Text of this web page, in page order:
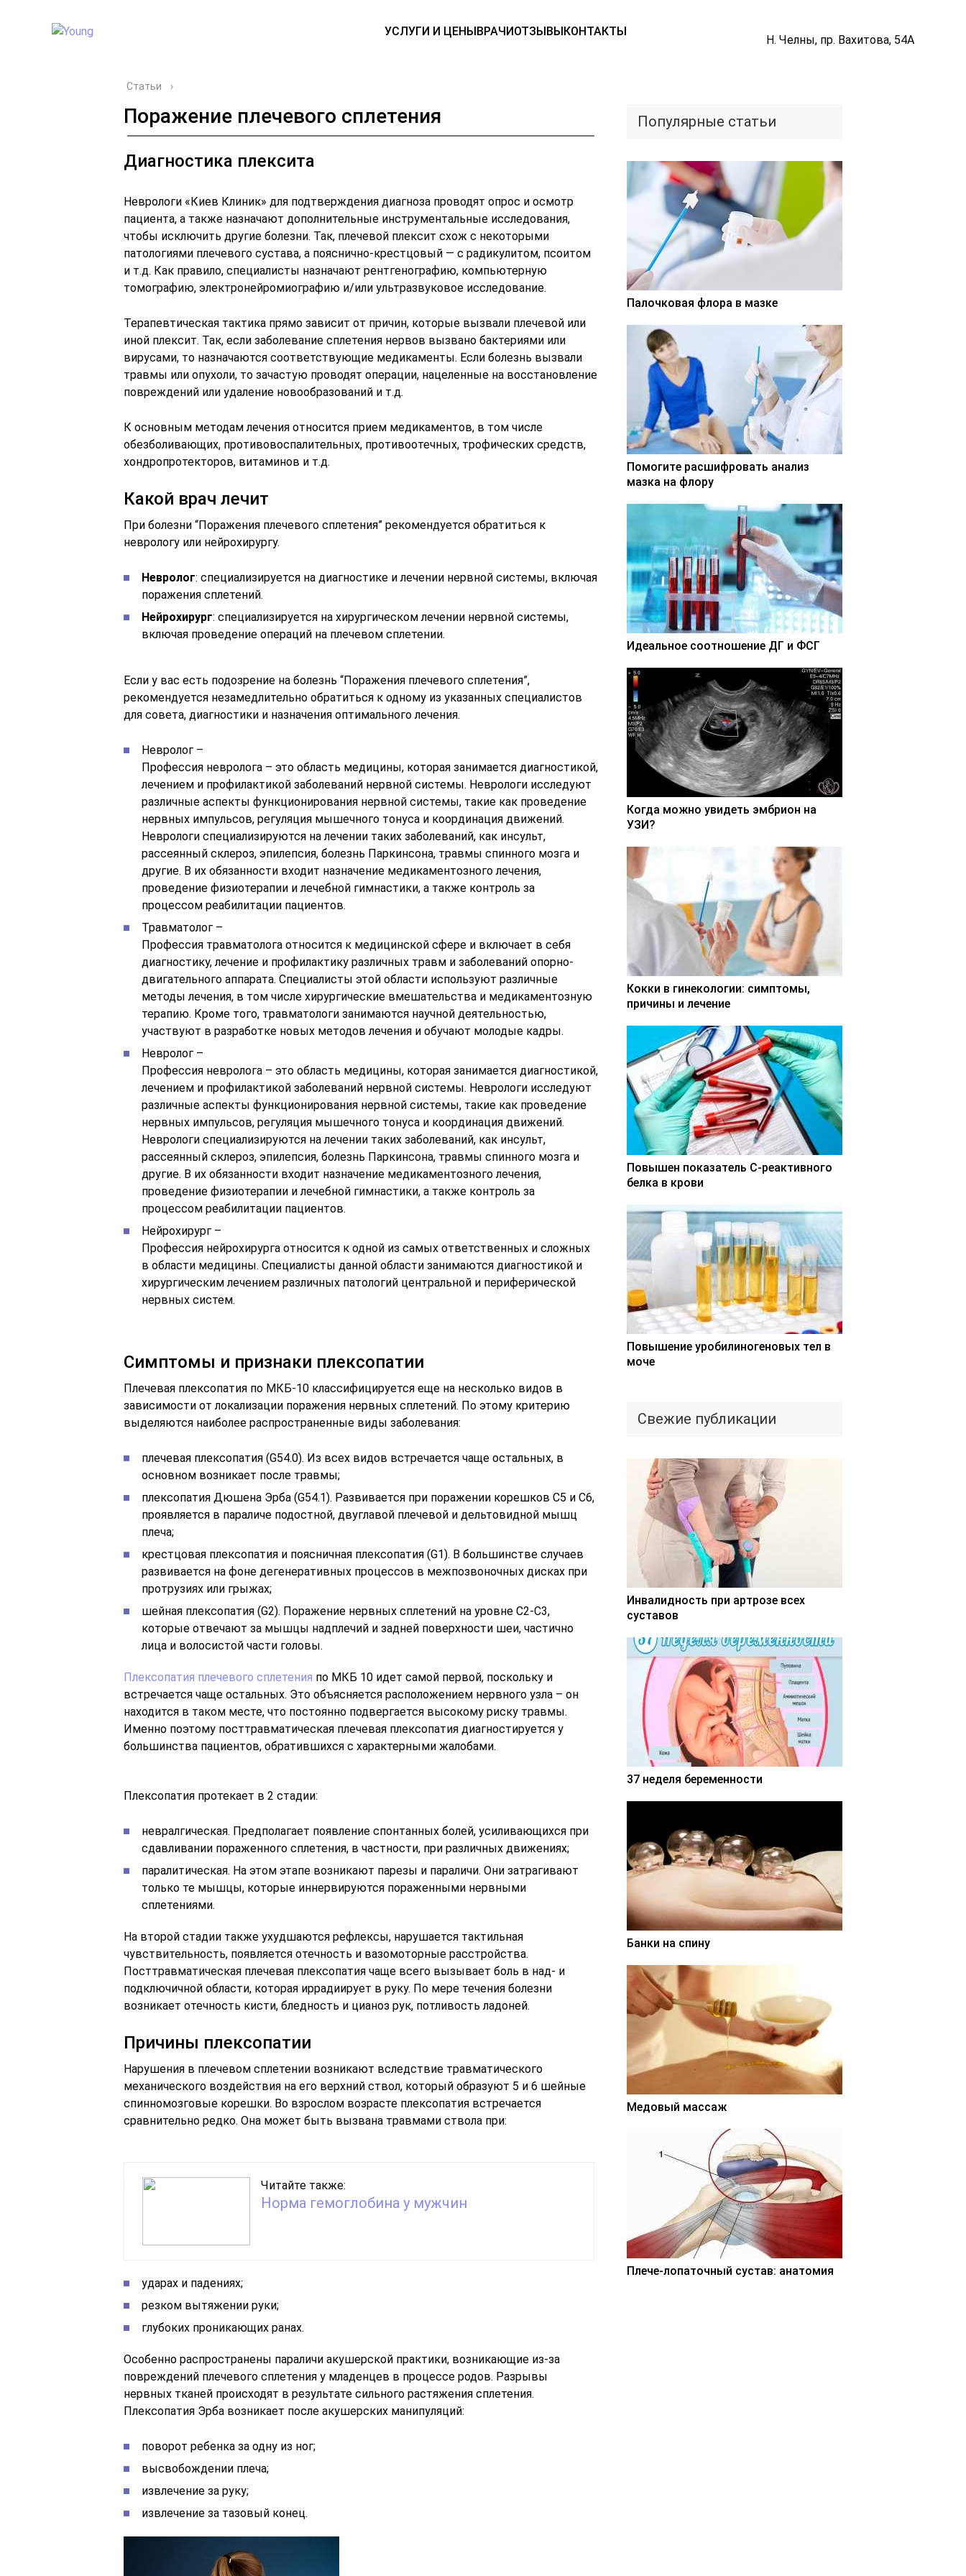
УСЛУГИ И ЦЕНЫВРАЧИОТЗЫВЫКОНТАКТЫ
Н. Челны, пр. Вахитова, 54А
Статьи ›
Поражение плечевого сплетения
Диагностика плексита
Неврологи «Киев Клиник» для подтверждения диагноза проводят опрос и осмотр
пациента, а также назначают дополнительные инструментальные исследования,
чтобы исключить другие болезни. Так, плечевой плексит схож с некоторыми
патологиями плечевого сустава, а пояснично-крестцовый — с радикулитом, псоитом
и т.д. Как правило, специалисты назначают рентгенографию, компьютерную
томографию, электронейромиографию и/или ультразвуковое исследование.
Терапевтическая тактика прямо зависит от причин, которые вызвали плечевой или
иной плексит. Так, если заболевание сплетения нервов вызвано бактериями или
вирусами, то назначаются соответствующие медикаменты. Если болезнь вызвали
травмы или опухоли, то зачастую проводят операции, нацеленные на восстановление
повреждений или удаление новообразований и т.д.
К основным методам лечения относится прием медикаментов, в том числе
обезболивающих, противовоспалительных, противоотечных, трофических средств,
хондропротекторов, витаминов и т.д.
Какой врач лечит
При болезни “Поражения плечевого сплетения” рекомендуется обратиться к
неврологу или нейрохирургу.
Невролог: специализируется на диагностике и лечении нервной системы, включая
поражения сплетений.
Нейрохирург: специализируется на хирургическом лечении нервной системы,
включая проведение операций на плечевом сплетении.
Если у вас есть подозрение на болезнь “Поражения плечевого сплетения”,
рекомендуется незамедлительно обратиться к одному из указанных специалистов
для совета, диагностики и назначения оптимального лечения.
Невролог –
Профессия невролога – это область медицины, которая занимается диагностикой,
лечением и профилактикой заболеваний нервной системы. Неврологи исследуют
различные аспекты функционирования нервной системы, такие как проведение
нервных импульсов, регуляция мышечного тонуса и координация движений.
Неврологи специализируются на лечении таких заболеваний, как инсульт,
рассеянный склероз, эпилепсия, болезнь Паркинсона, травмы спинного мозга и
другие. В их обязанности входит назначение медикаментозного лечения,
проведение физиотерапии и лечебной гимнастики, а также контроль за
процессом реабилитации пациентов.
Травматолог –
Профессия травматолога относится к медицинской сфере и включает в себя
диагностику, лечение и профилактику различных травм и заболеваний опорно-
двигательного аппарата. Специалисты этой области используют различные
методы лечения, в том числе хирургические вмешательства и медикаментозную
терапию. Кроме того, травматологи занимаются научной деятельностью,
участвуют в разработке новых методов лечения и обучают молодые кадры.
Невролог –
Профессия невролога – это область медицины, которая занимается диагностикой,
лечением и профилактикой заболеваний нервной системы. Неврологи исследуют
различные аспекты функционирования нервной системы, такие как проведение
нервных импульсов, регуляция мышечного тонуса и координация движений.
Неврологи специализируются на лечении таких заболеваний, как инсульт,
рассеянный склероз, эпилепсия, болезнь Паркинсона, травмы спинного мозга и
другие. В их обязанности входит назначение медикаментозного лечения,
проведение физиотерапии и лечебной гимнастики, а также контроль за
процессом реабилитации пациентов.
Нейрохирург –
Профессия нейрохирурга относится к одной из самых ответственных и сложных
в области медицины. Специалисты данной области занимаются диагностикой и
хирургическим лечением различных патологий центральной и периферической
нервных систем.
Симптомы и признаки плексопатии
Плечевая плексопатия по МКБ-10 классифицируется еще на несколько видов в
зависимости от локализации поражения нервных сплетений. По этому критерию
выделяются наиболее распространенные виды заболевания:
плечевая плексопатия (G54.0). Из всех видов встречается чаще остальных, в
основном возникает после травмы;
плексопатия Дюшена Эрба (G54.1). Развивается при поражении корешков C5 и C6,
проявляется в параличе подостной, двуглавой плечевой и дельтовидной мышц
плеча;
крестцовая плексопатия и поясничная плексопатия (G1). В большинстве случаев
развивается на фоне дегенеративных процессов в межпозвоночных дисках при
протрузиях или грыжах;
шейная плексопатия (G2). Поражение нервных сплетений на уровне C2-C3,
которые отвечают за мышцы надплечий и задней поверхности шеи, частично
лица и волосистой части головы.
Плексопатия плечевого сплетения по МКБ 10 идет самой первой, поскольку и
встречается чаще остальных. Это объясняется расположением нервного узла – он
находится в таком месте, что постоянно подвергается высокому риску травмы.
Именно поэтому посттравматическая плечевая плексопатия диагностируется у
большинства пациентов, обратившихся с характерными жалобами.
Плексопатия протекает в 2 стадии:
невралгическая. Предполагает появление спонтанных болей, усиливающихся при
сдавливании пораженного сплетения, в частности, при различных движениях;
паралитическая. На этом этапе возникают парезы и параличи. Они затрагивают
только те мышцы, которые иннервируются пораженными нервными
сплетениями.
На второй стадии также ухудшаются рефлексы, нарушается тактильная
чувствительность, появляется отечность и вазомоторные расстройства.
Посттравматическая плечевая плексопатия чаще всего вызывает боль в над- и
подключичной области, которая иррадиирует в руку. По мере течения болезни
возникает отечность кисти, бледность и цианоз рук, потливость ладоней.
Причины плексопатии
Нарушения в плечевом сплетении возникают вследствие травматического
механического воздействия на его верхний ствол, который образуют 5 и 6 шейные
спинномозговые корешки. Во взрослом возрасте плексопатия встречается
сравнительно редко. Она может быть вызвана травмами ствола при:
Читайте также:
Норма гемоглобина у мужчин
ударах и падениях;
резком вытяжении руки;
глубоких проникающих ранах.
Особенно распространены параличи акушерской практики, возникающие из-за
повреждений плечевого сплетения у младенцев в процессе родов. Разрывы
нервных тканей происходят в результате сильного растяжения сплетения.
Плексопатия Эрба возникает после акушерских манипуляций:
поворот ребенка за одну из ног;
высвобождении плеча;
извлечение за руку;
извлечение за тазовый конец.
Популярные статьи
Палочковая флора в мазке
Помогите расшифровать анализ
мазка на флору
Идеальное соотношение ДГ и ФСГ
Когда можно увидеть эмбрион на
УЗИ?
Кокки в гинекологии: симптомы,
причины и лечение
Повышен показатель С-реактивного
белка в крови
Повышение уробилиногеновых тел в
моче
Свежие публикации
Инвалидность при артрозе всех
суставов
37 неделя беременности
Банки на спину
Медовый массаж
Плече-лопаточный сустав: анатомия